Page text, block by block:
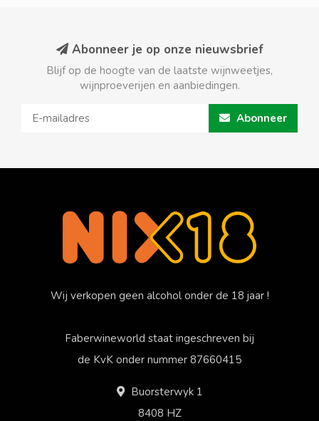
Abonneer je op onze nieuwsbrief
Blijf op de hoogte van de laatste wijnweetjes,
wijnproeverijen en aanbiedingen.
Abonneer
Wij verkopen geen alcohol onder de 18 jaar !
Faberwineworld staat ingeschreven bij
de KvK onder nummer 87660415
Buorsterwyk 1
8408 HZ